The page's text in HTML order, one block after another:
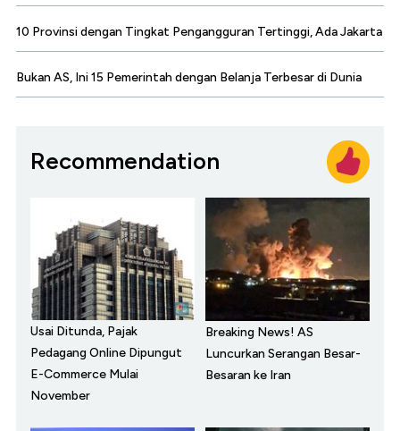
10 Provinsi dengan Tingkat Pengangguran Tertinggi, Ada Jakarta
Bukan AS, Ini 15 Pemerintah dengan Belanja Terbesar di Dunia
Recommendation
Usai Ditunda, Pajak
Pedagang Online Dipungut
E-Commerce Mulai
November
Breaking News! AS
Luncurkan Serangan Besar-
Besaran ke Iran